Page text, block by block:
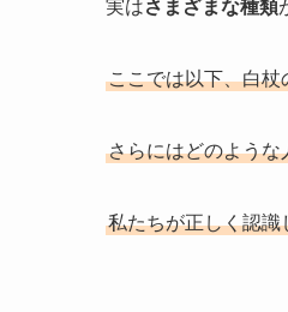
実はさまざまな種類
ここでは以下、白杖
さらにはどのような
私たちが正しく認識